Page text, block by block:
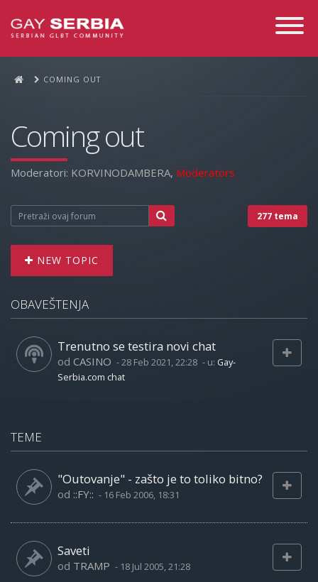
Toggle
COMING OUT
Coming out
Moderatori: KORVINODAMBERA, Moderators
277 tema
NEW TOPIC
OBAVEŠTENJA
Trenutno se testira novi chat
od CASINO -28 Feb 2021, 22:28 - u: Gay-
Serbia.com chat
TEME
"Outovanje" - zašto je to toliko bitno?
od ::FY:: - 16 Feb 2006, 18:31
Saveti
od TRAMP - 18 Jul 2005, 21:28